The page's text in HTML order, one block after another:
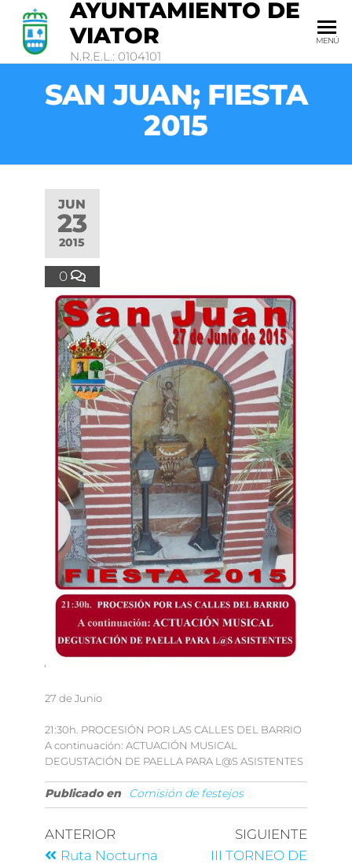
AYUNTAMIENTO DE
VIATOR
N.R.E.L.: 0104101
MENÚ
SAN JUAN; FIESTA
2015
JUN
23
2015
0
27 de Junio
21:30h. PROCESIÓN POR LAS CALLES DEL BARRIO
A continuación: ACTUACIÓN MUSICAL
DEGUSTACIÓN DE PAELLA PARA L@S ASISTENTES
Publicado en Comisión de festejos
ANTERIOR
Ruta Nocturna
SIGUIENTE
III TORNEO DE